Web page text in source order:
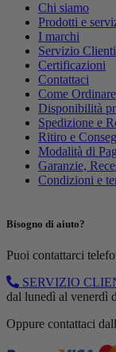
Chi siamo
Prodotti e
I marchi
Servizio Clienti
Certificazioni
Contattaci
Come Ordinare
Disponibilità
Spedizione e
Ritiro e
Modalità di
Garanzie,
Condizioni e
Bisogno di aiuto?
Puoi contattarci
SERVIZIO
dal lunedì al venerdì
Oppure contattaci